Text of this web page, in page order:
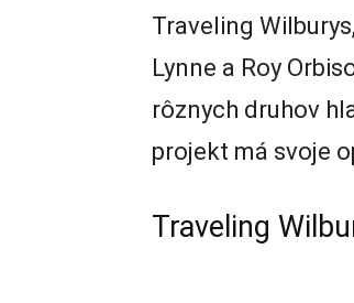
Traveling
Lynne a Roy
rôznych druhov
projekt má svoje
Traveling